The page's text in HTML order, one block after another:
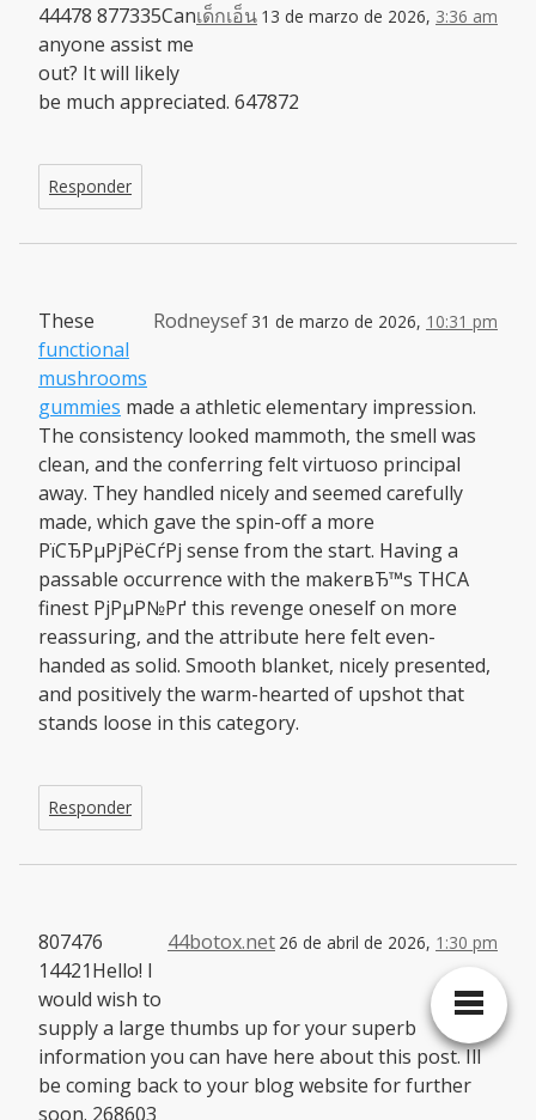
เด็กเอ็น 13 de marzo de 2026, 3:36 am
44478 877335Can
anyone assist me
out? It will likely
be much appreciated. 647872
Responder
Rodneysef 31 de marzo de 2026, 10:31 pm
These
functional
mushrooms
gummies made a athletic elementary impression.
The consistency looked mammoth, the smell was
clean, and the conferring felt virtuoso principal
away. They handled nicely and seemed carefully
made, which gave the spin-off a more
РїСЂРµРјРёСѓРј sense from the start. Having a
passable occurrence with the makerвЂ™s THCA
finest РјРµР№Рґ this revenge oneself on more
reassuring, and the attribute here felt even-
handed as solid. Smooth blanket, nicely presented,
and positively the warm-hearted of upshot that
stands loose in this category.
Responder
44botox.net 26 de abril de 2026, 1:30 pm
807476
14421Hello! I
would wish to
supply a large thumbs up for your superb
information you can have here about this post. Ill
be coming back to your blog website for further
soon. 268603